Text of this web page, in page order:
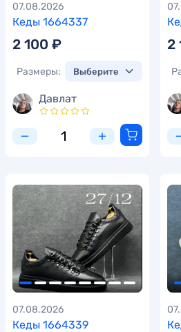
Кеды 1664337
07.08.2026
2 100 ₽
Размеры:
Давлат
2
Кеды 1664339
07.08.2026